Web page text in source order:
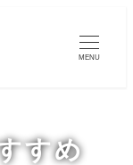
MENU
すめ